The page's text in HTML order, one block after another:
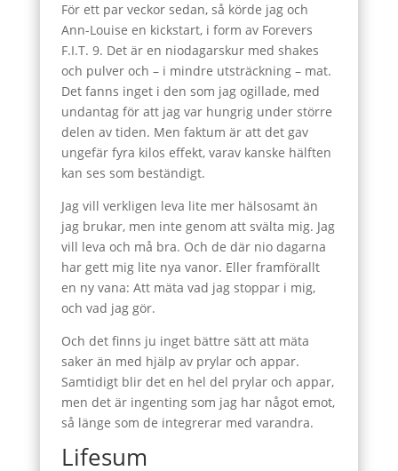
För ett par veckor sedan, så körde jag och
Ann-Louise en kickstart, i form av Forevers
F.I.T. 9. Det är en niodagarskur med shakes
och pulver och – i mindre utsträckning – mat.
Det fanns inget i den som jag ogillade, med
undantag för att jag var hungrig under större
delen av tiden. Men faktum är att det gav
ungefär fyra kilos effekt, varav kanske hälften
kan ses som beständigt.
Jag vill verkligen leva lite mer hälsosamt än
jag brukar, men inte genom att svälta mig. Jag
vill leva och må bra. Och de där nio dagarna
har gett mig lite nya vanor. Eller framförallt
en ny vana: Att mäta vad jag stoppar i mig,
och vad jag gör.
Och det finns ju inget bättre sätt att mäta
saker än med hjälp av prylar och appar.
Samtidigt blir det en hel del prylar och appar,
men det är ingenting som jag har något emot,
så länge som de integrerar med varandra.
Lifesum